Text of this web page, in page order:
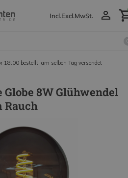
Incl.Excl.MwSt.
18:00 bestellt, am selben Tag versendet
Globe 8W Glühwendel
Rauch